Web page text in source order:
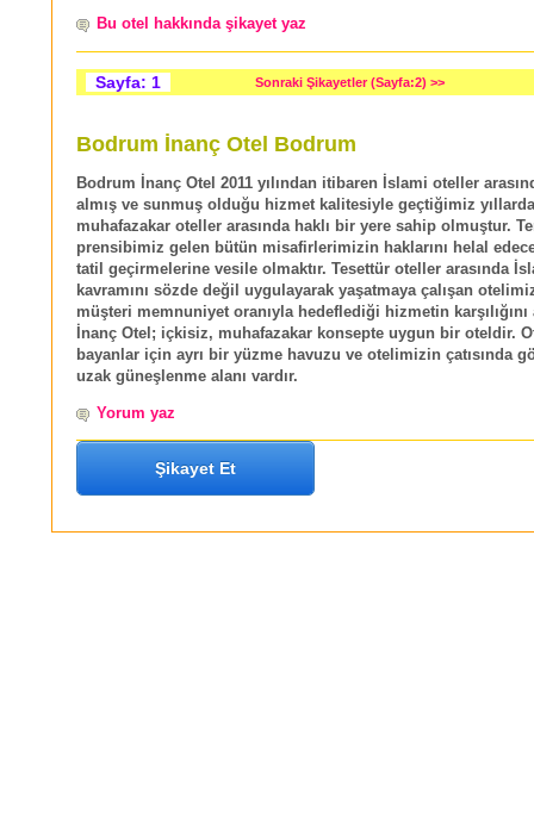
Bu otel hakkında şikayet yaz
Sayfa: 1 Sonraki Şikayetler (Sayfa:2) >>
Bodrum İnanç Otel Bodrum
Bodrum İnanç Otel 2011 yılından itibaren İslami oteller
almış ve sunmuş olduğu hizmet kalitesiyle geçtiğimiz yıllarda
muhafazakar oteller arasında haklı bir yere sahip olmuştur.
prensibimiz gelen bütün misafirlerimizin haklarını helal
tatil geçirmelerine vesile olmaktır. Tesettür oteller arasında
kavramını sözde değil uygulayarak yaşatmaya çalışan
müşteri memnuniyet oranıyla hedeflediği hizmetin karşılığını
İnanç Otel; içkisiz, muhafazakar konsepte uygun bir oteldir.
bayanlar için ayrı bir yüzme havuzu ve otelimizin çatısında
uzak güneşlenme alanı vardır.
Yorum yaz
Şikayet Et